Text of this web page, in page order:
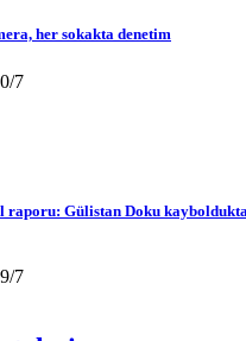
her sokakta denetim
7
Gülistan Doku
7